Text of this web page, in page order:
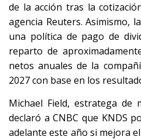
de la acción tras la
agencia Reuters. Asimismo,
una política de pago de
reparto de
netos anuales de la
2027 con base en los
Michael Field, estratega de
declaró a CNBC que KNDS
adelante este año si mejora